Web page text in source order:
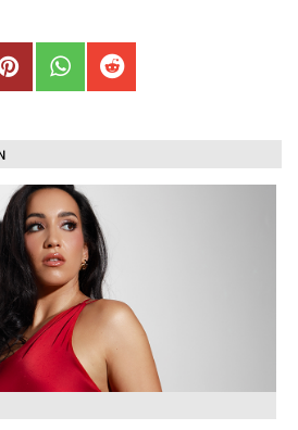
Ph. Nadeesha Rathnayake